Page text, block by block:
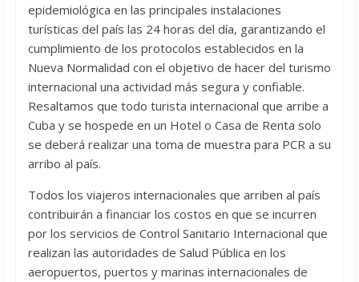
epidemiológica en las principales instalaciones
turísticas del país las 24 horas del día, garantizando el
cumplimiento de los protocolos establecidos en la
Nueva Normalidad con el objetivo de hacer del turismo
internacional una actividad más segura y confiable.
Resaltamos que todo turista internacional que arribe a
Cuba y se hospede en un Hotel o Casa de Renta solo
se deberá realizar una toma de muestra para PCR a su
arribo al país.
Todos los viajeros internacionales que arriben al país
contribuirán a financiar los costos en que se incurren
por los servicios de Control Sanitario Internacional que
realizan las autoridades de Salud Pública en los
aeropuertos, puertos y marinas internacionales de